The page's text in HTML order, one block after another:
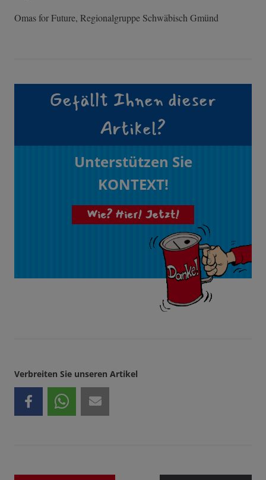
Omas for Future, Regionalgruppe Schwäbisch Gmünd
Gefällt Ihnen dieser
Artikel?
Unterstützen Sie
KONTEXT!
Wie? Hier! Jetzt!
Verbreiten Sie unseren Artikel